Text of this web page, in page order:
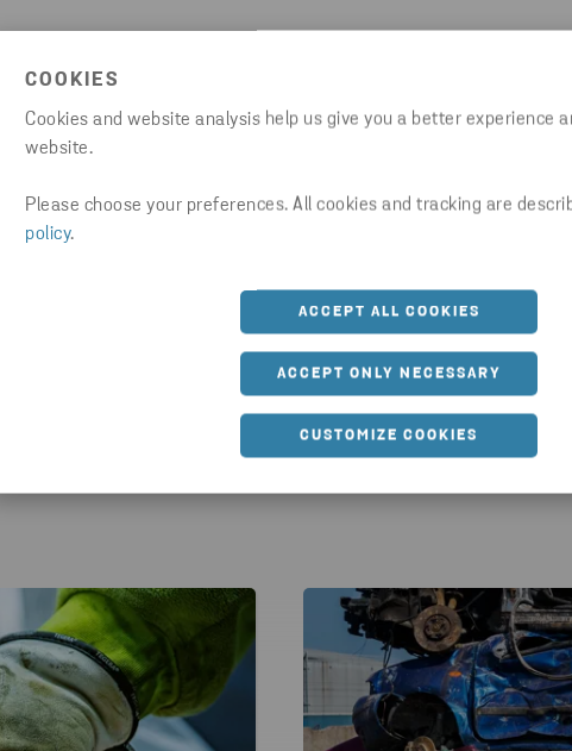
COOKIES
Cookies and website analysis help us give you a better experience
website.
Please choose your preferences. All cookies and tracking are
policy.
ACCEPT ALL COOKIES
ACCEPT ONLY NECESSARY
CUSTOMIZE COOKIES
HTTPS://WWW.STENARECYCLING.COM/DA/NYHEDER-
Seneste nyt